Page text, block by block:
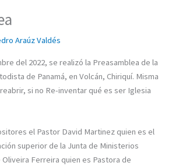
Araúz Valdés
del 2022, se realizó la Preasamblea de la
de Panamá, en Volcán, Chiriquí. Misma
si no Re-inventar qué es ser Iglesia
el Pastor David Martinez quien es el
superior de la Junta de Ministerios
Oliveira Ferreira quien es Pastora de